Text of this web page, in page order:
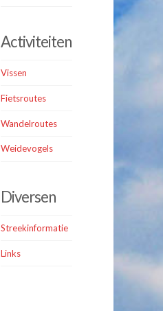
Activiteiten
Vissen
Fietsroutes
Wandelroutes
Weidevogels
Diversen
Streekinformatie
Links